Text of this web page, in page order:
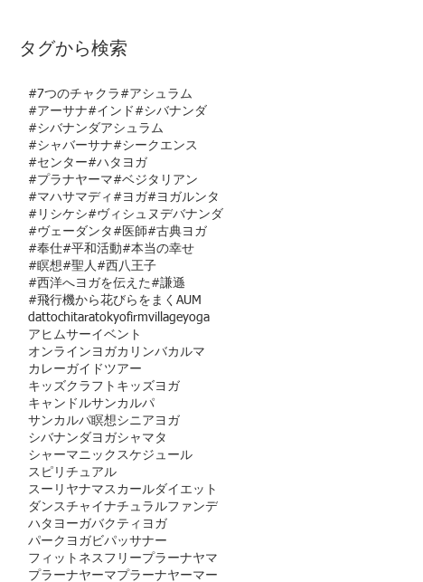
タグから検索
#7つのチャクラ #アシュラム
#アーサナ#インド #シバナンダ
#シバナンダアシュラム
#シャバーサナ#シークエンス
#センター#ハタヨガ
#プラナヤーマ#ベジタリアン
#マハサマディ #ヨガ#ヨガルンタ
#リシケシ#ヴィシュヌデバナンダ
#ヴェーダンタ #医師#古典ヨガ
#奉仕#平和活動#本当の幸せ
#瞑想#聖人 #西八王子
#西洋へヨガを伝えた #謙遜
#飛行機から花びらをまく AUM
dattochitaratokyofirmvillageyoga
アヒムサーイベント
オンラインヨガカリンバカルマ
カレーガイドツアー
キッズクラフト キッズヨガ
キャンドルサンカルパ
サンカルパ瞑想シニアヨガ
シバナンダヨガシャマタ
シャーマニック スケジュール
スピリチュアル
スーリヤナマスカールダイエット
ダンスチャイ ナチュラルファンデ
ハタヨーガバクティヨガ
パークヨガ ビパッサナー
フィットネス フリープラーナヤマ
プラーナヤーマプラーナヤーマー